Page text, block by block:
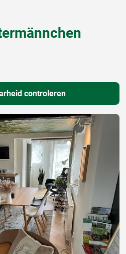
controleren